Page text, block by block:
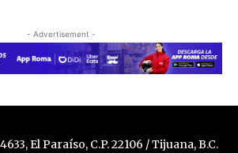
- Advertisement -
El Paraíso, C.P. 22106 / Tijuana, B.C.